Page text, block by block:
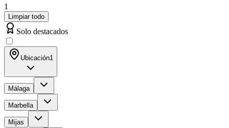
1
Limpiar todo
Solo destacados
Ubicación1
Málaga
Marbella
Mijas